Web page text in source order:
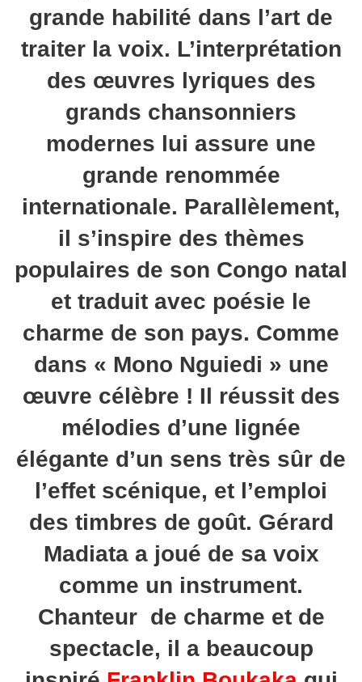
grande habilité dans l’art de
traiter la voix. L’interprétation
des œuvres lyriques des
grands chansonniers
modernes lui assure une
grande renommée
internationale. Parallèlement,
il s’inspire des thèmes
populaires de son Congo natal
et traduit avec poésie le
charme de son pays. Comme
dans « Mono Nguiedi » une
œuvre célèbre ! Il réussit des
mélodies d’une lignée
élégante d’un sens très sûr de
l’effet scénique, et l’emploi
des timbres de goût. Gérard
Madiata a joué de sa voix
comme un instrument.
Chanteur de charme et de
spectacle, il a beaucoup